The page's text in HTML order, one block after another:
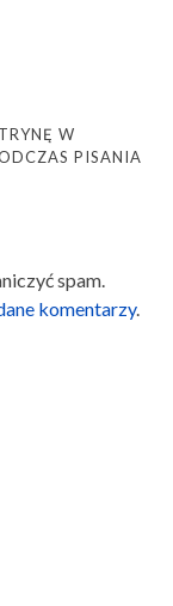
W
PISANIA
spam.
komentarzy.